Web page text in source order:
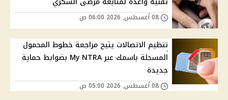
تنظيم الاتصالات يتيح مراجعة خطوط المحمول
المسجلة باسمك عبر My NTRA بضوابط حماية
جديدة